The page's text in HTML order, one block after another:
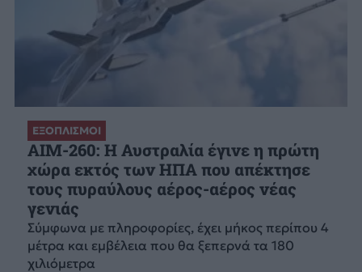
ΕΞΟΠΛΙΣΜΟΙ
AIM-260: Η Αυστραλία έγινε η πρώτη
χώρα εκτός των ΗΠΑ που απέκτησε
τους πυραύλους αέρος-αέρος νέας
γενιάς
Σύμφωνα με πληροφορίες, έχει μήκος περίπου 4
μέτρα και εμβέλεια που θα ξεπερνά τα 180
χιλιόμετρα